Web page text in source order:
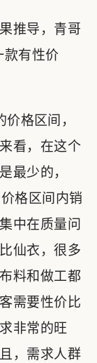
推导，青哥
款有性价
格区间，
看，在这个
最少的，
格区间内销
中在质量问
仙衣，很多
料和做工都
需要性价比
非常的旺
，需求人群